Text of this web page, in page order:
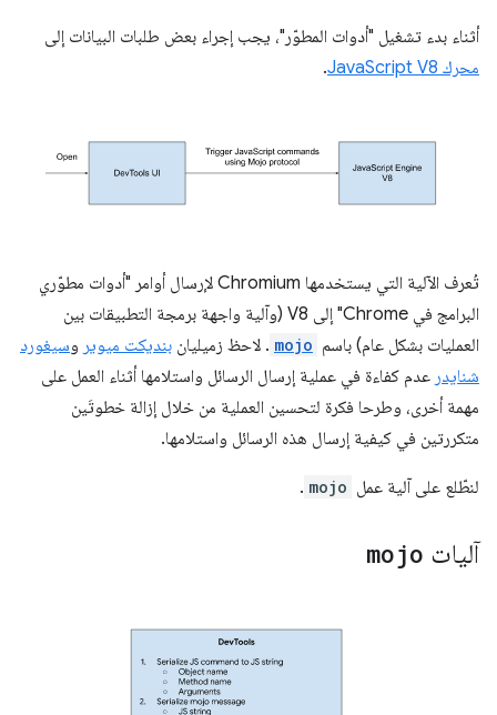
أثناء بدء تشغيل "أدوات المطوّر"، يجب إجراء بعض طلبات البيانات إلى
محرك JavaScript V8
.
تُعرف الآلية التي يستخدمها Chromium لإرسال أوامر "أدوات مطوّري
البرامج في Chrome" إلى V8 (وآلية واجهة برمجة التطبيقات بين
العمليات بشكل عام) باسم mojo . لاحظ زميليان بنديكت ميوير وسيغورد
شنايدر عدم كفاءة في عملية إرسال الرسائل واستلامها أثناء العمل على
مهمة أخرى، وطرحا فكرة لتحسين العملية من خلال إزالة خطوتَين
متكررتين في كيفية إرسال هذه الرسائل واستلامها.
لنطّلع على آلية عمل mojo
.
آليات mojo